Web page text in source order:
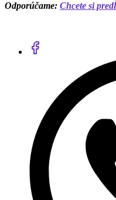
Odporúčame: Chcete si